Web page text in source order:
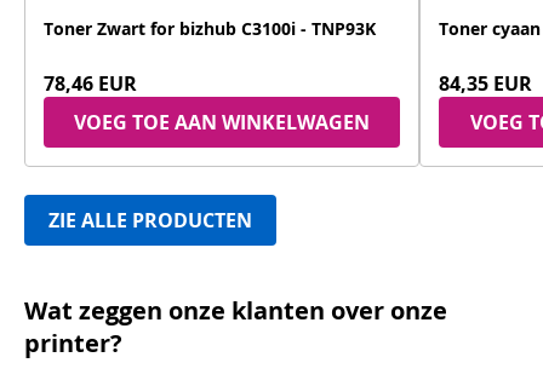
ZIE ALLE PRODUCTEN
Toner Zwart for bizhub C3100i - TNP93K
78,46 EUR
VOEG TOE AAN WINKELWAGEN
Toner
84,35 EUR
VOEG
Wat zeggen onze klanten over onze
printer?